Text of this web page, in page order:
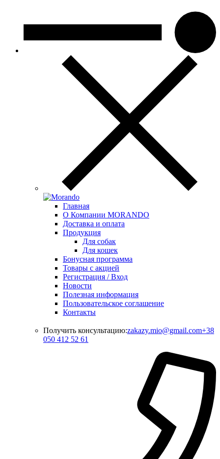
Главная
О Компании MORANDO
Доставка и оплата
Продукция
Для собак
Для кошек
Бонусная программа
Товары с акцией
Регистрация / Вход
Новости
Полезная информация
Пользовательское соглашение
Контакты
Получить консультацию:zakazy.mio@gmail.com+38
050 412 52 61